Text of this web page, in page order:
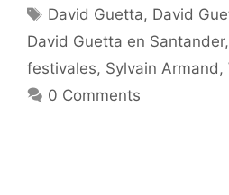
Etiquetas
David Guetta, David
David Guetta en Santander,
festivales, Sylvain Armand ,
0 Comments